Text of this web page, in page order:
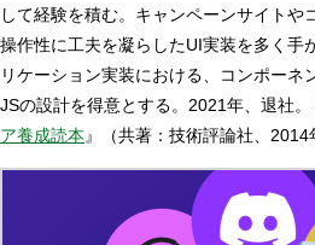
して経験を積む。キャンペーンサイトや
操作性に工夫を凝らしたUI実装を多く手
リケーション実装における、コンポーネ
JSの設計を得意とする。2021年、退社。
ア養成読本 』（共著：技術評論社、2014